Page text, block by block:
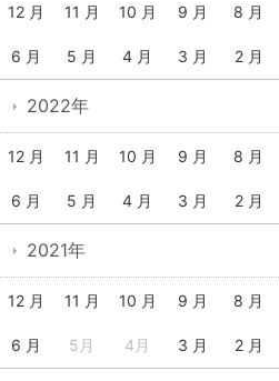
12 月 11 月 10 月 9 月 8 月
6 月 5 月 4 月 3 月 2 月
2022年
12 月 11 月 10 月 9 月 8 月
6 月 5 月 4 月 3 月 2 月
2021年
12 月 11 月 10 月 9 月 8 月
6 月 5月 4月 3 月 2 月